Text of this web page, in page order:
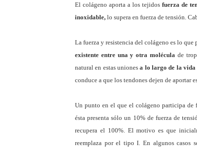
El colágeno aporta a los tejidos fuerza de
inoxidable, lo supera en fuerza de tensión.
La fuerza y resistencia del colágeno es lo
existente entre una y otra molécula de
natural en estas unionesa lo largo de la vida
conduce a que los tendones dejen de aportar
Un punto en el que el colágeno participa de
ésta presenta sólo un 10% de fuerza de
recupera el 100%. El motivo es que
reemplaza por el tipo I. En algunos casos